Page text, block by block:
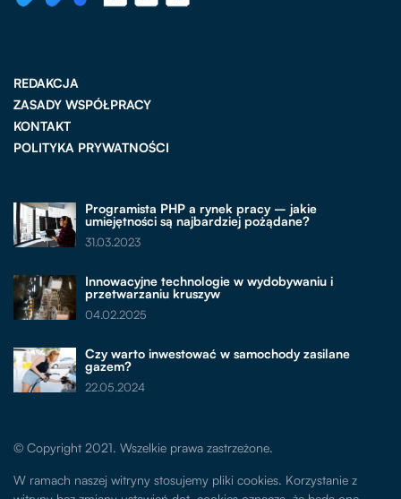
REDAKCJA
ZASADY WSPÓŁPRACY
KONTAKT
POLITYKA PRYWATNOŚCI
Programista PHP a rynek pracy – jakie
umiejętności są najbardziej pożądane?
31.03.2023
Innowacyjne technologie w wydobywaniu i
przetwarzaniu kruszyw
04.02.2025
Czy warto inwestować w samochody zasilane
gazem?
22.05.2024
© Copyright 2021. Wszelkie prawa zastrzeżone.
W ramach naszej witryny stosujemy pliki cookies. Korzystanie z